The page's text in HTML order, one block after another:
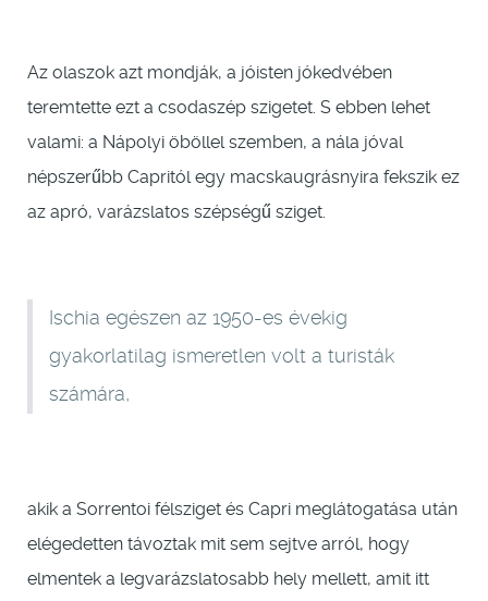
Az olaszok azt mondják, a jóisten jókedvében
teremtette ezt a csodaszép szigetet. S ebben lehet
valami: a Nápolyi öböllel szemben, a nála jóval
népszerűbb Capritól egy macskaugrásnyira fekszik ez
az apró, varázslatos szépségű sziget.
Ischia egészen az 1950-es évekig
gyakorlatilag ismeretlen volt a turisták
számára,
akik a Sorrentoi félsziget és Capri meglátogatása után
elégedetten távoztak mit sem sejtve arról, hogy
elmentek a legvarázslatosabb hely mellett, amit itt